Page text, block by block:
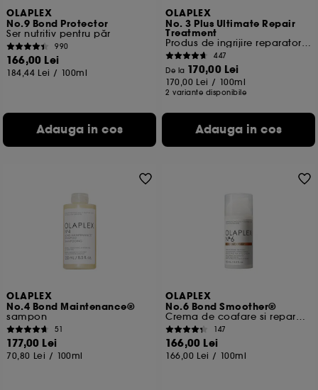
OLAPLEX
No.9 Bond Protector
Ser nutritiv pentru păr
990
166,00 Lei
184,44 Lei / 100ml
Adauga in cos
OLAPLEX
No. 3 Plus Ultimate Repair
Treatment
Produs de ingrijire reparator pentru par
447
De la 170,00 Lei
170,00 Lei / 100ml
2 variante disponibile
Adauga in cos
OLAPLEX
No.4 Bond Maintenance®
sampon
51
177,00 Lei
70,80 Lei / 100ml
OLAPLEX
No.6 Bond Smoother®
Crema de coafare si reparatoare, fara clatire
147
166,00 Lei
166,00 Lei / 100ml